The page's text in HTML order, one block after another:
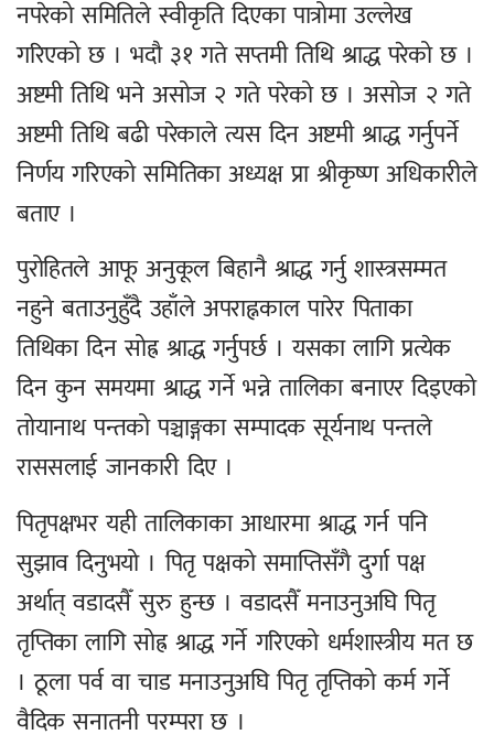
नपरेको समितिले स्वीकृति दिएका पात्रोमा उल्लेख
गरिएको छ । भदौ ३१ गते सप्तमी तिथि श्राद्ध परेको छ ।
अष्टमी तिथि भने असोज २ गते परेको छ । असोज २ गते
अष्टमी तिथि बढी परेकाले त्यस दिन अष्टमी श्राद्ध गर्नुपर्ने
निर्णय गरिएको समितिका अध्यक्ष प्रा श्रीकृष्ण अधिकारीले
बताए ।
पुरोहितले आफू अनुकूल बिहानै श्राद्ध गर्नु शास्त्रसम्मत
नहुने बताउनुहुँदै उहाँले अपराह्नकाल पारेर पिताका
तिथिका दिन सोह्र श्राद्ध गर्नुपर्छ । यसका लागि प्रत्येक
दिन कुन समयमा श्राद्ध गर्ने भन्ने तालिका बनाएर दिइएको
तोयानाथ पन्तको पञ्चाङ्गका सम्पादक सूर्यनाथ पन्तले
राससलाई जानकारी दिए ।
पितृपक्षभर यही तालिकाका आधारमा श्राद्ध गर्न पनि
सुझाव दिनुभयो । पितृ पक्षको समाप्तिसँगै दुर्गा पक्ष
अर्थात् वडादसैँ सुरु हुन्छ । वडादसैँ मनाउनुअघि पितृ
तृप्तिका लागि सोह्र श्राद्ध गर्ने गरिएको धर्मशास्त्रीय मत छ
। ठूला पर्व वा चाड मनाउनुअघि पितृ तृप्तिको कर्म गर्ने
वैदिक सनातनी परम्परा छ ।